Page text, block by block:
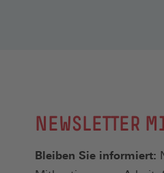
NEWSLETTER
Bleiben Sie informiert: